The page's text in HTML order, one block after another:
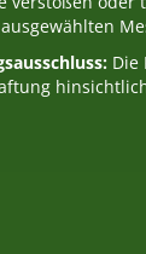
Die